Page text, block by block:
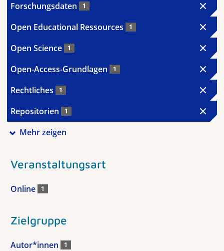
Forschungsdaten 1
Open Educational Ressources 1
Open Science 1
Open-Access-Grundlagen 1
Rechtliches 1
Repositorien 1
Mehr zeigen
Veranstaltungsart
Online 1
Zielgruppe
Autor*innen 1